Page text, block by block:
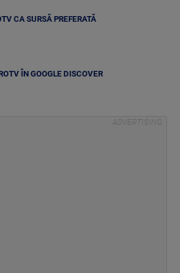
CA SURSĂ PREFERATĂ
ÎN GOOGLE DISCOVER